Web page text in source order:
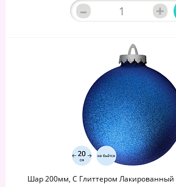
– +
Шар 200мм, С Глиттером Лакированный